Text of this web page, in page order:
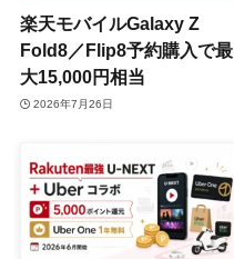
楽天モバイルGalaxy Z
Fold8／Flip8予約購入で最
大15,000円相当
2026年7月26日